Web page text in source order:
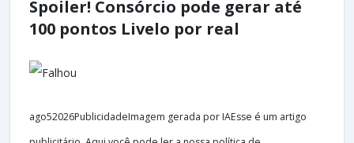
Spoiler! Consórcio pode gerar até
100 pontos Livelo por real
ago52026PublicidadeImagem gerada por IAEsse é um artigo